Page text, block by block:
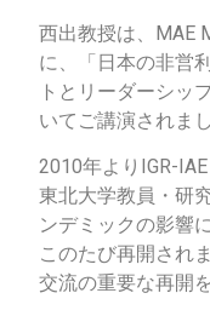
西出教授は、MAE
に、「日本の非営
トとリーダーシッ
いてご講演されまし
2010年よりIGR-
東北大学教員・研
ンデミックの影響
このたび再開され
交流の重要な再開